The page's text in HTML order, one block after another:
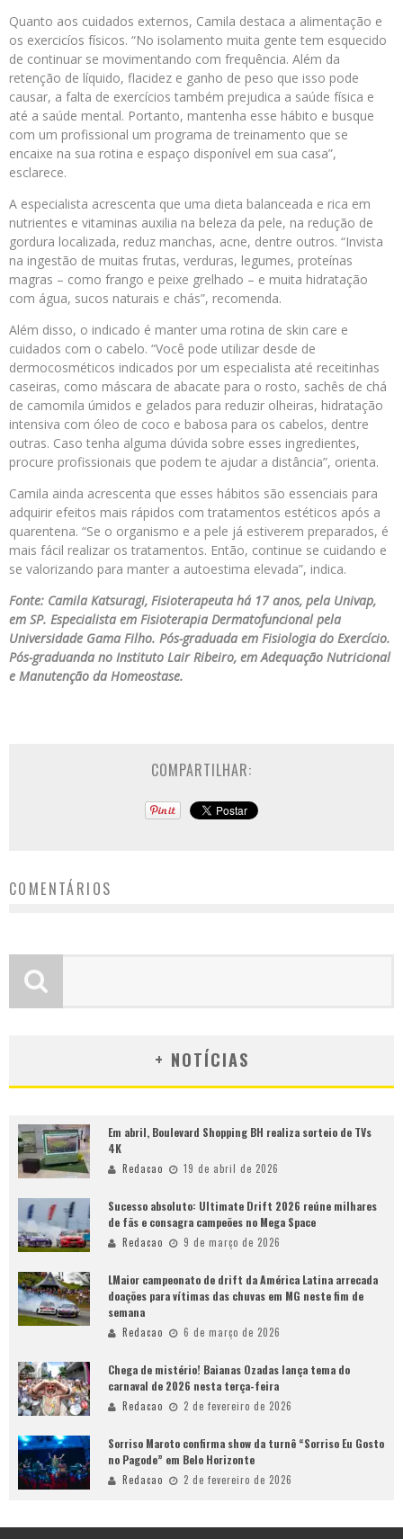
Quanto aos cuidados externos, Camila destaca a alimentação e
os exercicíos físicos. “No isolamento muita gente tem esquecido
de continuar se movimentando com frequência. Além da
retenção de líquido, flacidez e ganho de peso que isso pode
causar, a falta de exercícios também prejudica a saúde física e
até a saúde mental. Portanto, mantenha esse hábito e busque
com um profissional um programa de treinamento que se
encaixe na sua rotina e espaço disponível em sua casa”,
esclarece.
A especialista acrescenta que uma dieta balanceada e rica em
nutrientes e vitaminas auxilia na beleza da pele, na redução de
gordura localizada, reduz manchas, acne, dentre outros. “Invista
na ingestão de muitas frutas, verduras, legumes, proteínas
magras – como frango e peixe grelhado – e muita hidratação
com água, sucos naturais e chás”, recomenda.
Além disso, o indicado é manter uma rotina de skin care e
cuidados com o cabelo. “Você pode utilizar desde de
dermocosméticos indicados por um especialista até receitinhas
caseiras, como máscara de abacate para o rosto, sachês de chá
de camomila úmidos e gelados para reduzir olheiras, hidratação
intensiva com óleo de coco e babosa para os cabelos, dentre
outras. Caso tenha alguma dúvida sobre esses ingredientes,
procure profissionais que podem te ajudar a distância”, orienta.
Camila ainda acrescenta que esses hábitos são essenciais para
adquirir efeitos mais rápidos com tratamentos estéticos após a
quarentena. “Se o organismo e a pele já estiverem preparados, é
mais fácil realizar os tratamentos. Então, continue se cuidando e
se valorizando para manter a autoestima elevada”, indica.
Fonte: Camila Katsuragi, Fisioterapeuta há 17 anos, pela Univap,
em SP. Especialista em Fisioterapia Dermatofuncional pela
Universidade Gama Filho. Pós-graduada em Fisiologia do Exercício.
Pós-graduanda no Instituto Lair Ribeiro, em Adequação Nutricional
e Manutenção da Homeostase.
COMPARTILHAR:
COMENTÁRIOS
+ NOTÍCIAS
Em abril, Boulevard Shopping BH realiza sorteio de TVs
4K
Redacao 19 de abril de 2026
Sucesso absoluto: Ultimate Drift 2026 reúne milhares
de fãs e consagra campeões no Mega Space
Redacao 9 de março de 2026
LMaior campeonato de drift da América Latina arrecada
doações para vítimas das chuvas em MG neste fim de
semana
Redacao 6 de março de 2026
Chega de mistério! Baianas Ozadas lança tema do
carnaval de 2026 nesta terça-feira
Redacao 2 de fevereiro de 2026
Sorriso Maroto confirma show da turnê “Sorriso Eu Gosto
no Pagode” em Belo Horizonte
Redacao 2 de fevereiro de 2026